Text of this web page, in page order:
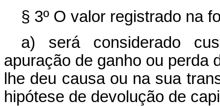
§ 3º O valor registrado na
a) será considerado
apuração de ganho ou perda
lhe deu causa ou na sua
hipótese de devolução de